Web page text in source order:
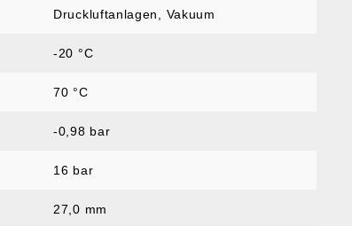
Druckluftanlagen, Vakuum
-20 °C
70 °C
-0,98 bar
16 bar
27,0 mm